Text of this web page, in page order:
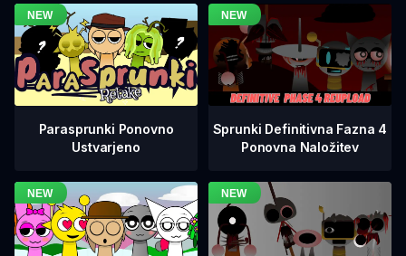
Parasprunki Ponovno
Ustvarjeno
Sprunki Definitivna Fazna 4
Ponovna Naložitev